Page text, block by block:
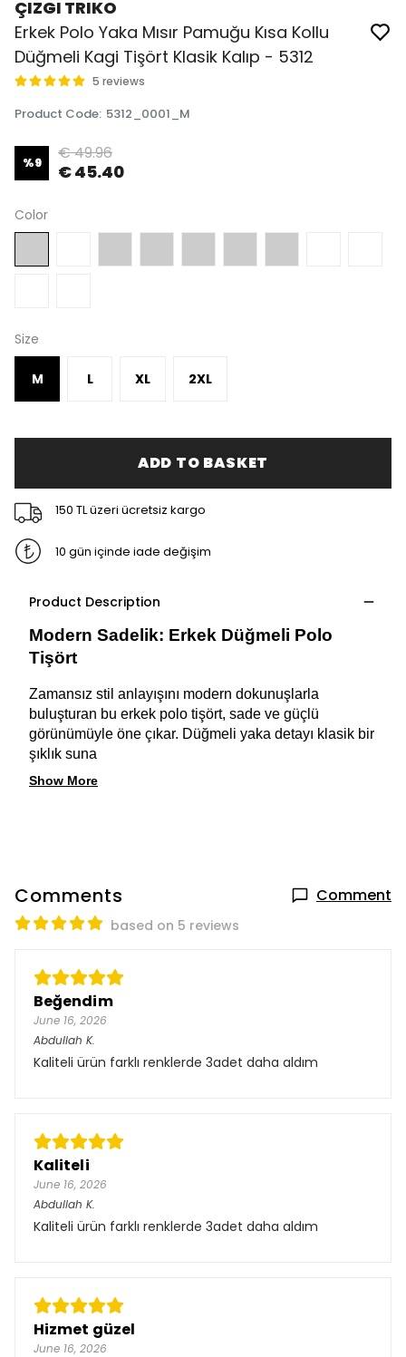
ÇIZGI TRIKO
Erkek Polo Yaka Mısır Pamuğu Kısa Kollu
Düğmeli Kagi Tişört Klasik Kalıp - 5312
5 reviews
Product Code: 5312_0001_M
%9 € 49.96
€ 45.40
Color
Size
M L XL 2XL
ADD TO BASKET
150 TL üzeri ücretsiz kargo
10 gün içinde iade değişim
Product Description
Modern Sadelik: Erkek Düğmeli Polo
Tişört
Zamansız stil anlayışını modern dokunuşlarla
buluşturan bu erkek polo tişört, sade ve güçlü
görünümüyle öne çıkar. Düğmeli yaka detayı klasik bir
şıklık suna
Show More
Comments Comment
based on 5 reviews
Beğendim
June 16, 2026
Abdullah K.
Kaliteli ürün farklı renklerde 3adet daha aldım
Kaliteli
June 16, 2026
Abdullah K.
Kaliteli ürün farklı renklerde 3adet daha aldım
Hizmet güzel
June 16, 2026